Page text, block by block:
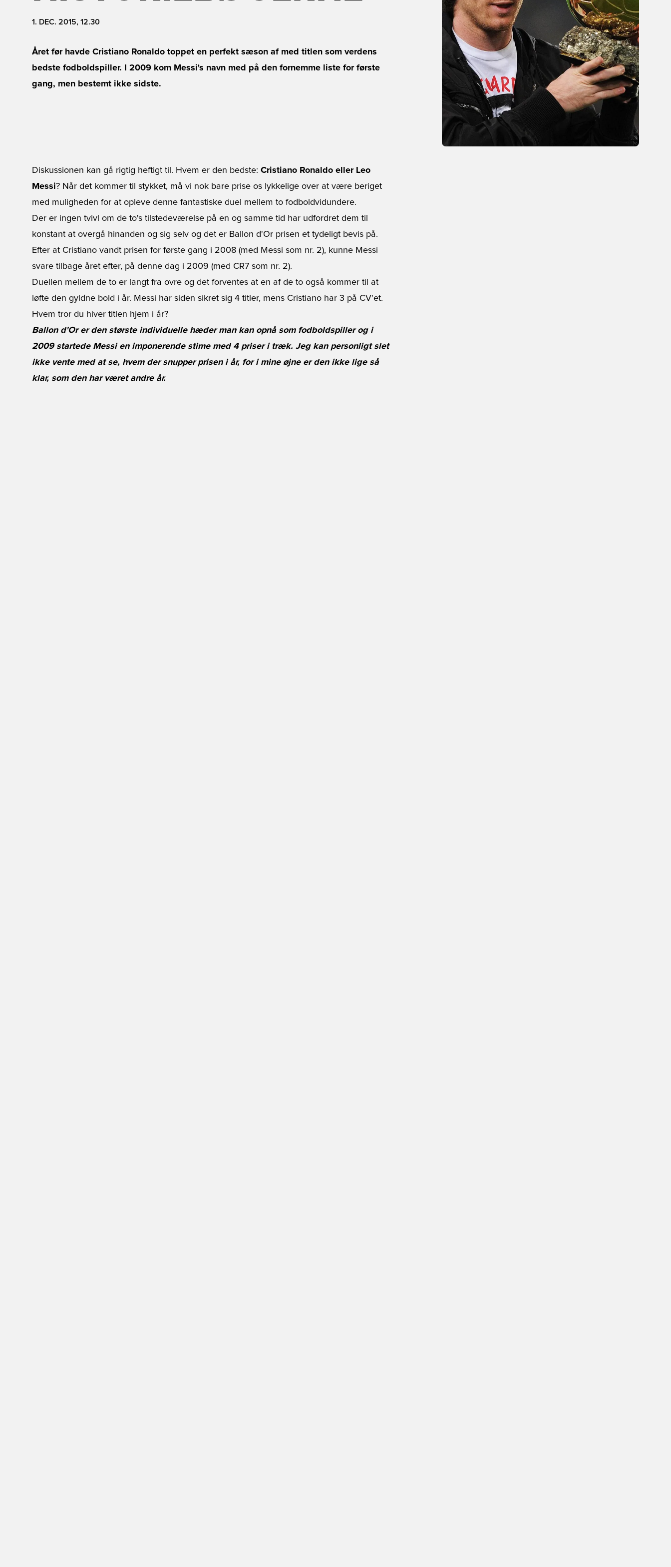
1. DEC. 2015, 12.30
Året før havde Cristiano Ronaldo toppet en perfekt sæson af med titlen som verdens
bedste fodboldspiller. I 2009 kom Messi's navn med på den fornemme liste for første
gang, men bestemt ikke sidste.
Diskussionen kan gå rigtig heftigt til. Hvem er den bedste: Cristiano Ronaldo eller Leo
Messi? Når det kommer til stykket, må vi nok bare prise os lykkelige over at være beriget
med muligheden for at opleve denne fantastiske duel mellem to fodboldvidundere.
Der er ingen tvivl om de to's tilstedeværelse på en og samme tid har udfordret dem til
konstant at overgå hinanden og sig selv og det er Ballon d'Or prisen et tydeligt bevis på.
Efter at Cristiano vandt prisen for første gang i 2008 (med Messi som nr. 2), kunne Messi
svare tilbage året efter, på denne dag i 2009 (med CR7 som nr. 2).
Duellen mellem de to er langt fra ovre og det forventes at en af de to også kommer til at
løfte den gyldne bold i år. Messi har siden sikret sig 4 titler, mens Cristiano har 3 på CV'et.
Hvem tror du hiver titlen hjem i år?
Ballon d'Or er den største individuelle hæder man kan opnå som fodboldspiller og i
2009 startede Messi en imponerende stime med 4 priser i træk. Jeg kan personligt slet
ikke vente med at se, hvem der snupper prisen i år, for i mine øjne er den ikke lige så
klar, som den har været andre år.